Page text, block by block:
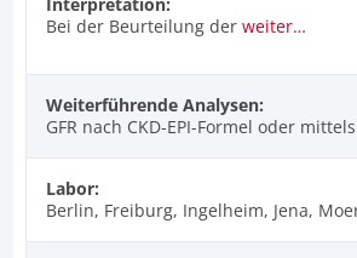
Bei der Beurteilung der weiter…
Weiterführende Analysen:
GFR nach CKD-EPI-Formel oder
Labor:
Berlin, Freiburg, Ingelheim, Jena,